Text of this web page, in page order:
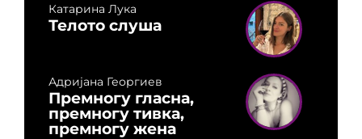
Катарина Лука
Телото слуша
Адријана Георгиев
Премногу гласна,
премногу тивка,
премногу жена